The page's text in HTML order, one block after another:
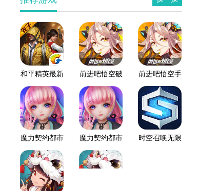
和平精英最新
版
前进吧悟空破
解版
前进吧悟空手
游
魔力契约都市
幻想破解版
魔力契约都市
幻想最新版
时空召唤无限